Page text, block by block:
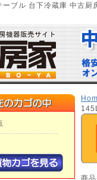
ーブル 台下冷蔵庫 中古厨
145L
商